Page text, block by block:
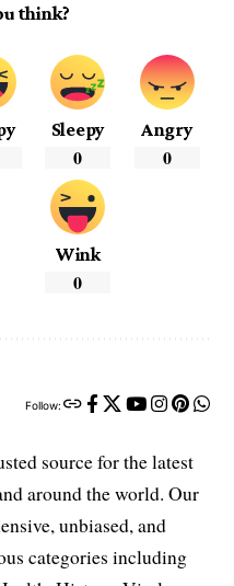
think?
Sleepy
0
Angry
0
Wink
0
Follow:
source for the latest
around the world. Our
unbiased, and
categories including